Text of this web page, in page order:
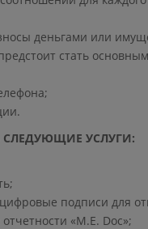
деньгами или
стать
СЛЕДУЮЩИЕ УСЛУГИ:
подписи для
«М.Е. Doc»;